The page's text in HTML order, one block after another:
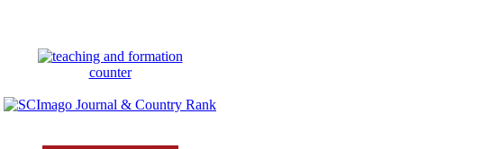
counter